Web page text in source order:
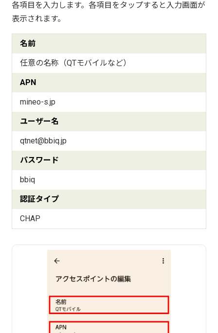
各項目を入力します。各項目をタップすると入力画面が
表示されます。
名前
任意の名称（QTモバイルなど）
APN
mineo-s.jp
ユーザー名
qtnet@bbiq.jp
パスワード
bbiq
認証タイプ
CHAP